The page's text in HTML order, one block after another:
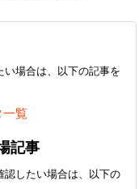
場合は、以下の記事を
一覧
記事
したい場合は、以下の